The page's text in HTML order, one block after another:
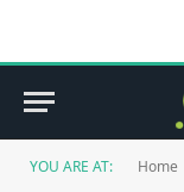
YOU ARE AT: Home